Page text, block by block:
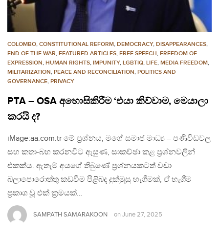
COLOMBO, CONSTITUTIONAL REFORM, DEMOCRACY, DISAPPEARANCES,
END OF THE WAR, FEATURED ARTICLES, FREE SPEECH, FREEDOM OF
EXPRESSION, HUMAN RIGHTS, IMPUNITY, LGBTIQ, LIFE, MEDIA FREEDOM,
MILITARIZATION, PEACE AND RECONCILIATION, POLITICS AND
GOVERNANCE, PRIVACY
PTA – OSA අහොසිකිරීම ‘එයා කිව්වාම, මෙයාලා
කරයි ද?
iMage:aa.com.tr මේ ප්‍රශ්නය, මගේ සමාජ මාධ්‍ය – පණිවිඩවල
සහ කතා-බහ කරනවිට ඇසුණ, සාකච්ඡා කළ ප්‍රශ්නවලින්
එකක්ය. ඇතැම් අයගේ තිබුණේ ප්‍රශ්නයකටත් වඩා
බලාපොරොත්තු කඩවීම පිළිබද දුක්මුසු හැගීමක්, ඒ හැගීම
ප්‍රකාශ වූ එක් ක්‍රමයක්…
SAMPATH SAMARAKOON on June 27, 2025